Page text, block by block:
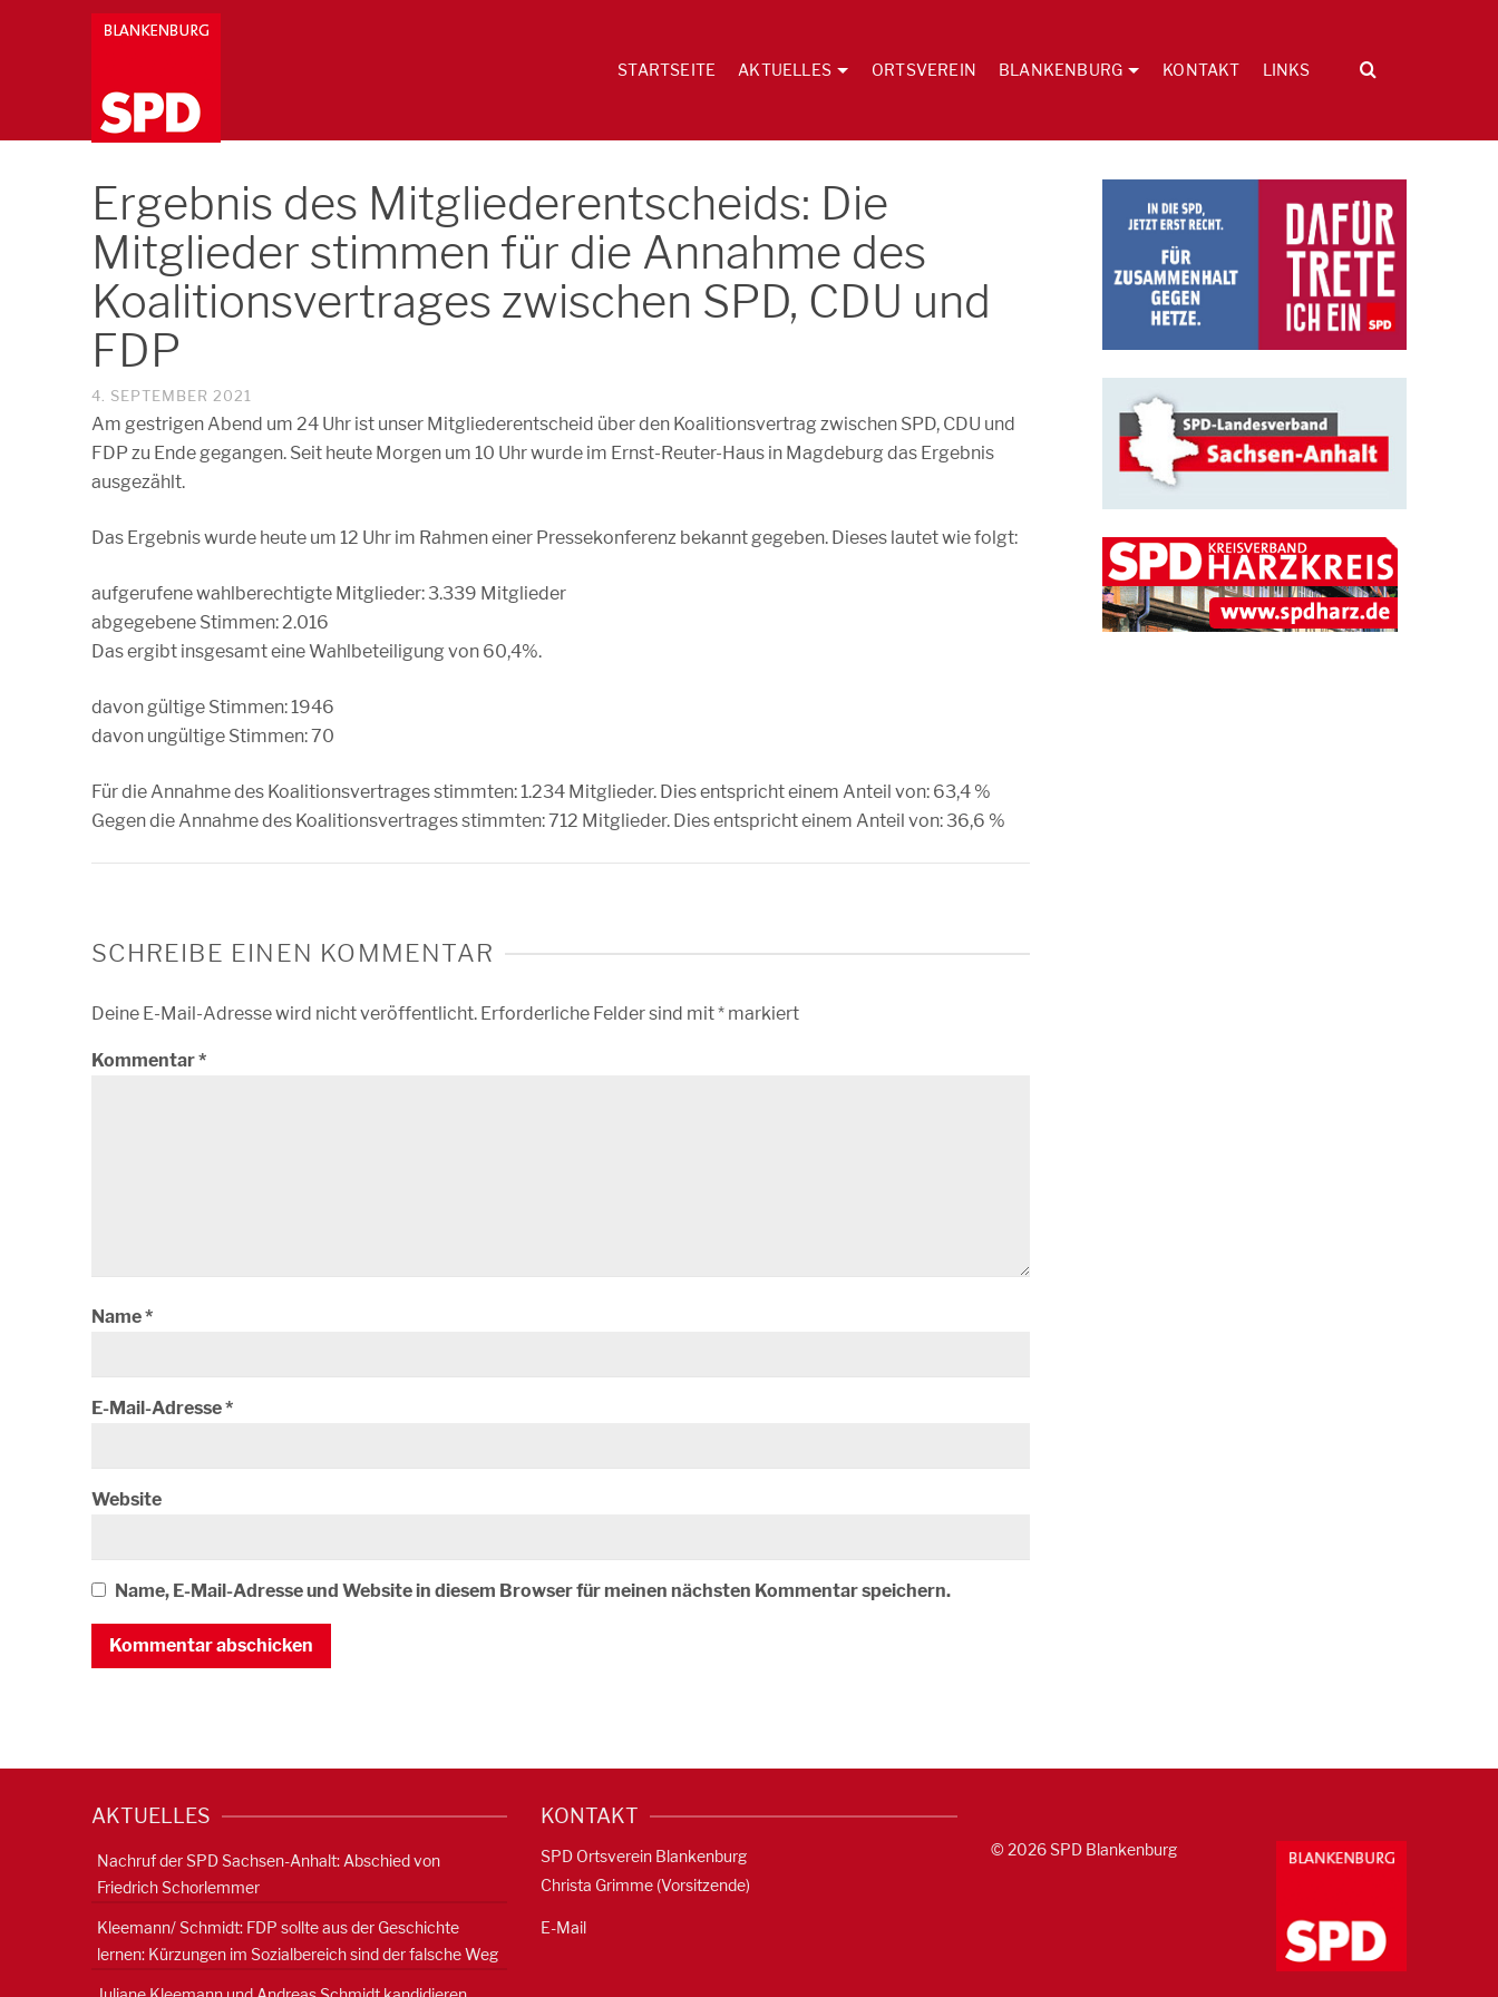
STARTSEITE AKTUELLES ORTSVEREIN BLANKENBURG KONTAKT LINKS
Ergebnis des Mitgliederentscheids: Die
Mitglieder stimmen für die Annahme des
Koalitionsvertrages zwischen SPD, CDU und
FDP
4. SEPTEMBER 2021
Am gestrigen Abend um 24 Uhr ist unser Mitgliederentscheid über den Koalitionsvertrag zwischen SPD, CDU und
FDP zu Ende gegangen. Seit heute Morgen um 10 Uhr wurde im Ernst-Reuter-Haus in Magdeburg das Ergebnis
ausgezählt.
Das Ergebnis wurde heute um 12 Uhr im Rahmen einer Pressekonferenz bekannt gegeben. Dieses lautet wie folgt:
aufgerufene wahlberechtigte Mitglieder: 3.339 Mitglieder
abgegebene Stimmen: 2.016
Das ergibt insgesamt eine Wahlbeteiligung von 60,4%.
davon gültige Stimmen: 1946
davon ungültige Stimmen: 70
Für die Annahme des Koalitionsvertrages stimmten: 1.234 Mitglieder. Dies entspricht einem Anteil von: 63,4 %
Gegen die Annahme des Koalitionsvertrages stimmten: 712 Mitglieder. Dies entspricht einem Anteil von: 36,6 %
SCHREIBE EINEN KOMMENTAR
Deine E-Mail-Adresse wird nicht veröffentlicht. Erforderliche Felder sind mit* markiert
Kommentar*
Name*
E-Mail-Adresse*
Website
Name, E-Mail-Adresse und Website in diesem Browser für meinen nächsten Kommentar speichern.
AKTUELLES
Nachruf der SPD Sachsen-Anhalt: Abschied von
Friedrich Schorlemmer
Kleemann/ Schmidt: FDP sollte aus der Geschichte
lernen: Kürzungen im Sozialbereich sind der falsche Weg
KONTAKT
SPD Ortsverein Blankenburg
Christa Grimme (Vorsitzende)
E-Mail
© 2026 SPD Blankenburg